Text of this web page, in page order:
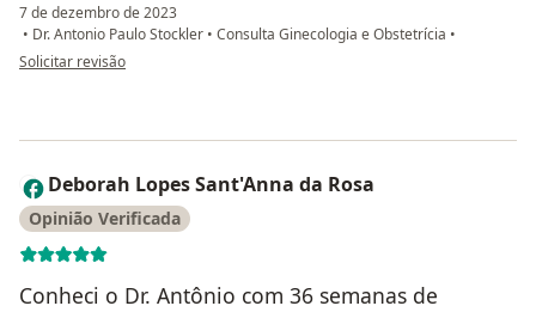
7 de dezembro de 2023
• Dr. Antonio Paulo Stockler • Consulta Ginecologia e Obstetrícia •
na opinião do utilizador Taís
Solicitar revisão
D Deborah Lopes Sant'Anna da Rosa
Opinião Verificada
Conheci o Dr. Antônio com 36 semanas de